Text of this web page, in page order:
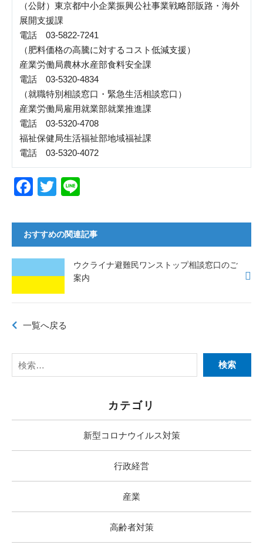
（公財）東京都中小企業振興公社事業戦略部販路・海外
展開支援課
電話 03-5822-7241
（肥料価格の高騰に対するコスト低減支援）
産業労働局農林水産部食料安全課
電話 03-5320-4834
（就職特別相談窓口・緊急生活相談窓口）
産業労働局雇用就業部就業推進課
電話 03-5320-4708
福祉保健局生活福祉部地域福祉課
電話 03-5320-4072
F
c
e
b
o
o
k
T
tt
er
e
おすすめの関連記事
ウクライナ避難民ワンストップ相談窓口のご
案内
一覧へ戻る
カテゴリ
新型コロナウイルス対策
行政経営
産業
高齢者対策